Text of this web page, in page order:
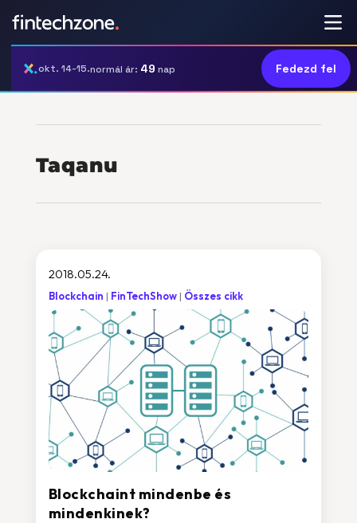
okt. 14-15.normál ár: 49 nap Fedezd fel
Taqanu
Blockchaint mindenbe és
mindenkinek?
2018.05.24.
Blockchain FinTechShow Összes cikk